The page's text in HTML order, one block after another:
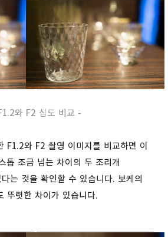
와 F2 심도 비교 -
F1.2와 F2 촬영 이미지를 비교하면 이
톱 조금 넘는 차이의 두 조리개
는 것을 확인할 수 있습니다. 보케의
뚜렷한 차이가 있습니다.